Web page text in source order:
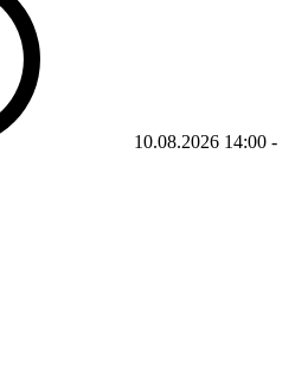
10.08.2026 14:00 -